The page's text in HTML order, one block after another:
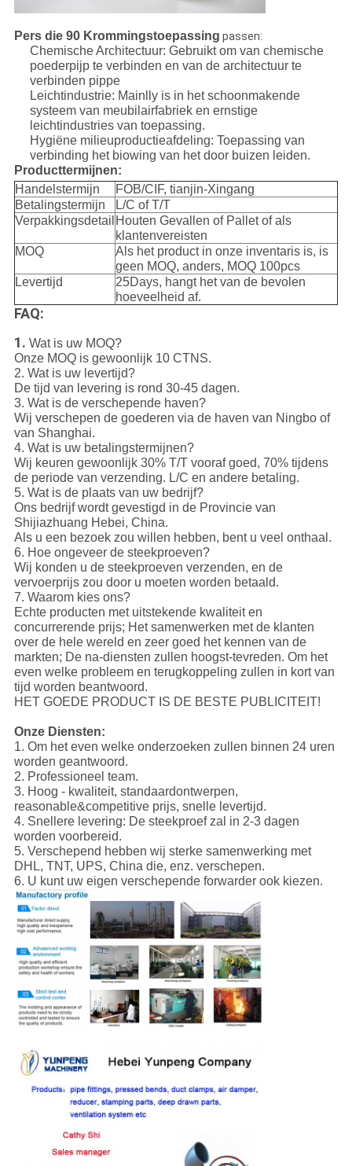
Pers die 90 Krommingstoepassing passen:
Chemische Architectuur: Gebruikt om van chemische
poederpijp te verbinden en van de architectuur te
verbinden pippe
Leichtindustrie: Mainlly is in het schoonmakende
systeem van meubilairfabriek en ernstige
leichtindustries van toepassing.
Hygiëne milieuproductieafdeling: Toepassing van
verbinding het biowing van het door buizen leiden.
Producttermijnen:
Handelstermijn
FOB/CIF, tianjin-Xingang
Betalingstermijn
L/C of T/T
Verpakkingsdetail Houten Gevallen of Pallet of als
klantenvereisten
MOQ
Als het product in onze inventaris is, is
geen MOQ, anders, MOQ 100pcs
Levertijd
25Days, hangt het van de bevolen
hoeveelheid af.
FAQ:
1. Wat is uw MOQ?
Onze MOQ is gewoonlijk 10 CTNS.
2. Wat is uw levertijd?
De tijd van levering is rond 30-45 dagen.
3. Wat is de verschepende haven?
Wij verschepen de goederen via de haven van Ningbo of
van Shanghai.
4. Wat is uw betalingstermijnen?
Wij keuren gewoonlijk 30% T/T vooraf goed, 70% tijdens
de periode van verzending. L/C en andere betaling.
5. Wat is de plaats van uw bedrijf?
Ons bedrijf wordt gevestigd in de Provincie van
Shijiazhuang Hebei, China.
Als u een bezoek zou willen hebben, bent u veel onthaal.
6. Hoe ongeveer de steekproeven?
Wij konden u de steekproeven verzenden, en de
vervoerprijs zou door u moeten worden betaald.
7. Waarom kies ons?
Echte producten met uitstekende kwaliteit en
concurrerende prijs; Het samenwerken met de klanten
over de hele wereld en zeer goed het kennen van de
markten; De na-diensten zullen hoogst-tevreden. Om het
even welke probleem en terugkoppeling zullen in kort van
tijd worden beantwoord.
HET GOEDE PRODUCT IS DE BESTE PUBLICITEIT!
Onze Diensten:
1. Om het even welke onderzoeken zullen binnen 24 uren
worden geantwoord.
2. Professioneel team.
3. Hoog - kwaliteit, standaardontwerpen,
reasonable&competitive prijs, snelle levertijd.
4. Snellere levering: De steekproef zal in 2-3 dagen
worden voorbereid.
5. Verschepend hebben wij sterke samenwerking met
DHL, TNT, UPS, China die, enz. verschepen.
6. U kunt uw eigen verschepende forwarder ook kiezen.